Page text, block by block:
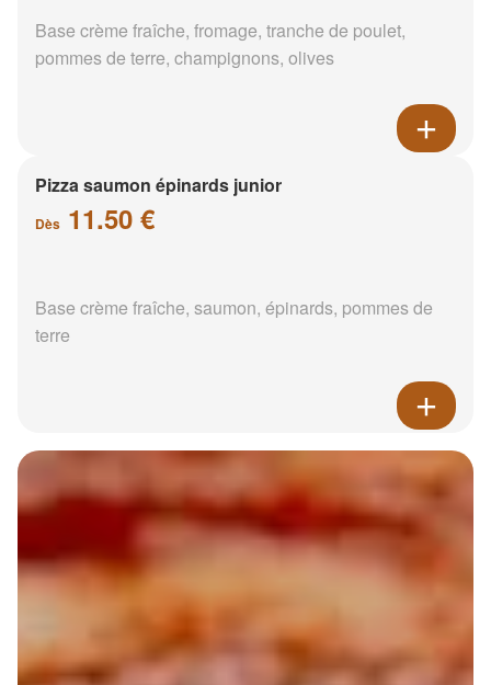
Base crème fraîche, fromage, tranche de poulet,
pommes de terre, champignons, olives
Pizza saumon épinards junior
Dès 11.50 €
Base crème fraîche, saumon, épinards, pommes de
terre